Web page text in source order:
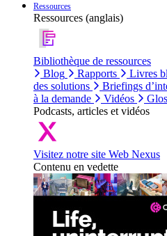
Ressources
Ressources (anglais)
Bibliothèque de ressources
Blog
Rapports Livres
des solutions
Briefings
à la demande
Vidéos
Podcasts, articles et vidéos
Visitez notre site Web Nexus
Contenu en vedette